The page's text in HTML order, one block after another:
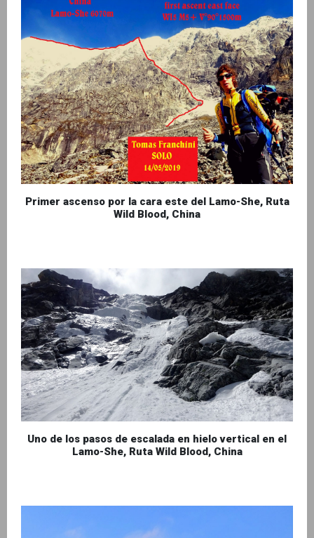
Primer ascenso por la cara este del Lamo-She, Ruta
Wild Blood, China
Uno de los pasos de escalada en hielo vertical en el
Lamo-She, Ruta Wild Blood, China